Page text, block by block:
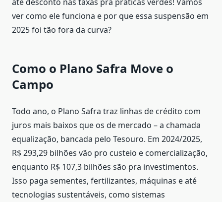
ver como ele funciona e por que essa suspensão em
2025 foi tão fora da curva?
Como o Plano Safra Move o
Campo
Todo ano, o Plano Safra traz linhas de crédito com
juros mais baixos que os de mercado – a chamada
equalização, bancada pelo Tesouro. Em 2024/2025,
R$ 293,29 bilhões vão pro custeio e comercialização,
enquanto R$ 107,3 bilhões são pra investimentos.
Isso paga sementes, fertilizantes, máquinas e até
tecnologias sustentáveis, como sistemas